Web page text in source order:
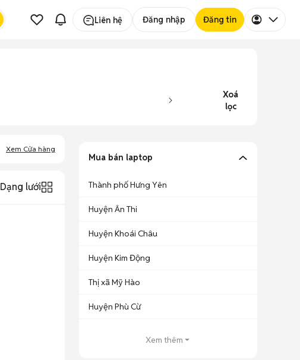
Liên hệ Đăng nhập Đăng tin
Xoá
lọc
Xem Cửa hàng
Dạng lưới
Mua bán laptop
Thành phố Hưng Yên
Huyện Ân Thi
Huyện Khoái Châu
Huyện Kim Động
Thị xã Mỹ Hào
Huyện Phù Cừ
Xem thêm